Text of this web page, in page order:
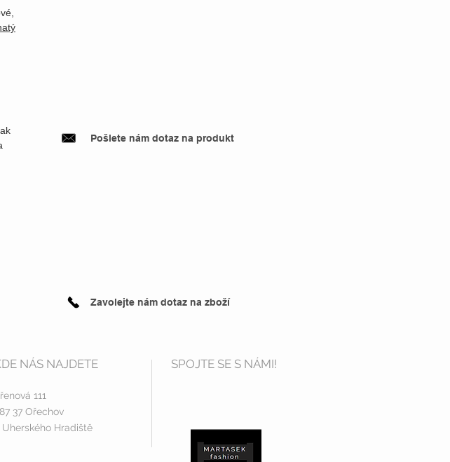
Pošlete nám dotaz na produkt
Zavolejte nám dotaz na zboží
NÁS NAJDETE
111
37 Ořechov
Uherského Hradiště
SPOJTE SE S NÁMI!